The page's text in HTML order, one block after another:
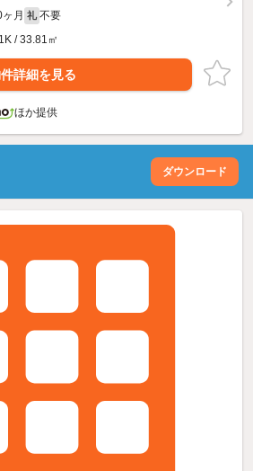
月 礼 不要
/ 33.81㎡
詳細を見る
ほか提供
ダウンロード